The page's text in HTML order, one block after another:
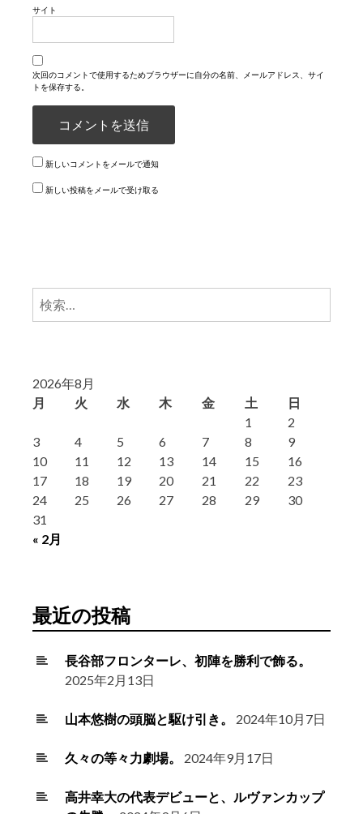
サイト
次回のコメントで使用するためブラウザーに自分の名前、メールアドレス、サイ
トを保存する。
新しいコメントをメールで通知
新しい投稿をメールで受け取る
検
2026年8月
月
火 水 木 金 土 日
« 2月
1
2
3
4 5 6 7 8
9
10
11 12 13 14 15
16
17
18 19 20 21 22
23
24
25 26 27 28 29
30
31
最近の投稿
長谷部フロンターレ、初陣を勝利で飾る。
2025年2月13日
山本悠樹の頭脳と駆け引き。 2024年10月7日
久々の等々力劇場。 2024年9月17日
高井幸大の代表デビューと、ルヴァンカップ